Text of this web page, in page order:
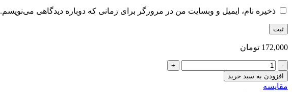
ذخیره نام، ایمیل و وبسایت من در مرورگر برای زمانی که دوباره دیدگاهی می‌نویسم.
172,000 تومان
روغن
نگارینا
عدد
افزودن به سبد خرید
مقایسه